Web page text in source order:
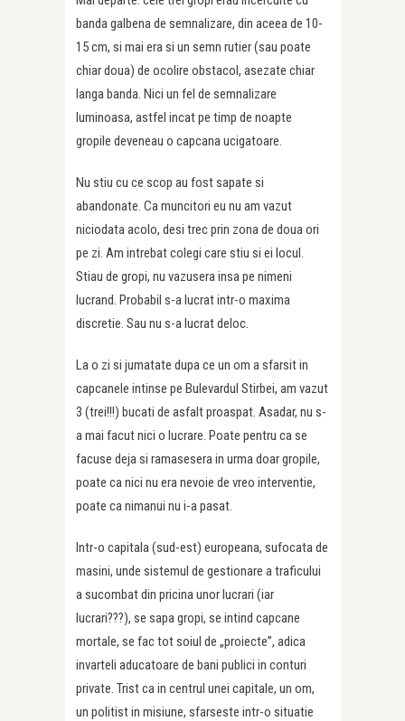
banda galbena de semnalizare, din aceea de 10-
15 cm, si mai era si un semn rutier (sau poate
chiar doua) de ocolire obstacol, asezate chiar
langa banda. Nici un fel de semnalizare
luminoasa, astfel incat pe timp de noapte
gropile deveneau o capcana ucigatoare.
Nu stiu cu ce scop au fost sapate si
abandonate. Ca muncitori eu nu am vazut
niciodata acolo, desi trec prin zona de doua ori
pe zi. Am intrebat colegi care stiu si ei locul.
Stiau de gropi, nu vazusera insa pe nimeni
lucrand. Probabil s-a lucrat intr-o maxima
discretie. Sau nu s-a lucrat deloc.
La o zi si jumatate dupa ce un om a sfarsit in
capcanele intinse pe Bulevardul Stirbei, am vazut
3 (trei!!!) bucati de asfalt proaspat. Asadar, nu s-
a mai facut nici o lucrare. Poate pentru ca se
facuse deja si ramasesera in urma doar gropile,
poate ca nici nu era nevoie de vreo interventie,
poate ca nimanui nu i-a pasat.
Intr-o capitala (sud-est) europeana, sufocata de
masini, unde sistemul de gestionare a traficului
a sucombat din pricina unor lucrari (iar
lucrari???), se sapa gropi, se intind capcane
mortale, se fac tot soiul de „proiecte”, adica
invarteli aducatoare de bani publici in conturi
private. Trist ca in centrul unei capitale, un om,
un politist in misiune, sfarseste intr-o situatie